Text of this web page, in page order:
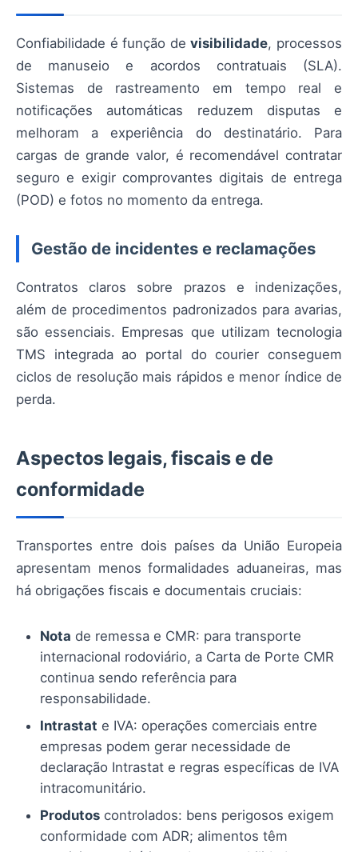
Confiabilidade é função devisibilidade, processos
de manuseio e acordos contratuais (SLA).
Sistemas de rastreamento em tempo real e
notificações automáticas reduzem disputas e
melhoram a experiência do destinatário. Para
cargas de grande valor, é recomendável contratar
seguro e exigir comprovantes digitais de entrega
(POD) e fotos no momento da entrega.
Gestão de incidentes e reclamações
Contratos claros sobre prazos e indenizações,
além de procedimentos padronizados para avarias,
são essenciais. Empresas que utilizam tecnologia
TMS integrada ao portal do courier conseguem
ciclos de resolução mais rápidos e menor índice de
perda.
Aspectos legais, fiscais e de
conformidade
Transportes entre dois países da União Europeia
apresentam menos formalidades aduaneiras, mas
há obrigações fiscais e documentais cruciais:
Nota de remessa e CMR: para transporte
internacional rodoviário, a Carta de Porte CMR
continua sendo referência para
responsabilidade.
Intrastat e IVA: operações comerciais entre
empresas podem gerar necessidade de
declaração Intrastat e regras específicas de IVA
intracomunitário.
Produtos controlados: bens perigosos exigem
conformidade com ADR; alimentos têm